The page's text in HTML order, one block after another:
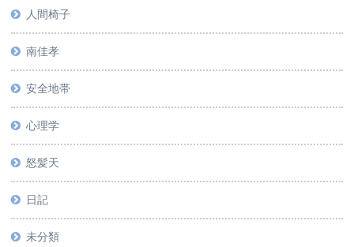
人間椅子
南佳孝
安全地帯
心理学
怒髪天
日記
未分類